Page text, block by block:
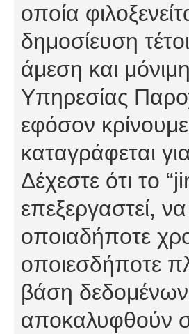
οποία
δημοσίευση
άμεση και
Υπηρεσίας
εφόσον
καταγράφεται
Δέχεστε ότι το
επεξεργαστεί,
οποιαδήποτε
οποιεσδήποτε
βάση
αποκαλυφθούν